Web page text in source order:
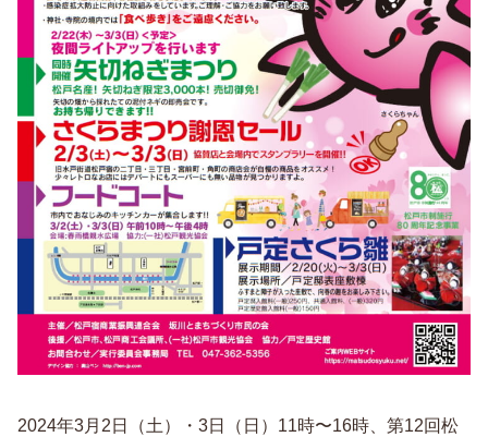
2024年3月2日（土）・3日（日）11時〜16時、第12回松